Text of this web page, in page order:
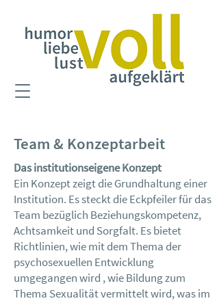
Team & Konzeptarbeit
Das institutionseigene Konzept
Ein Konzept zeigt die Grundhaltung einer
Institution. Es steckt die Eckpfeiler für das
Team bezüglich Beziehungskompetenz,
Achtsamkeit und Sorgfalt. Es bietet
Richtlinien, wie mit dem Thema der
psychosexuellen Entwicklung
umgegangen wird , wie Bildung zum
Thema Sexualität vermittelt wird, was im